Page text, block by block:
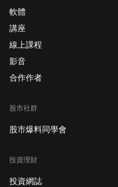
軟體
講座
線上課程
影音
合作作者
股市社群
股市爆料同學會
投資理財
投資網誌